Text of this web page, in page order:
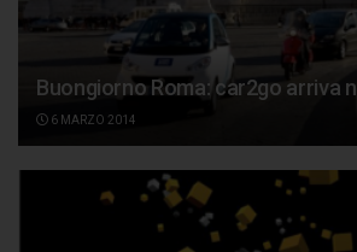
Buongiorno Roma: car2go arriva
6 MARZO 2014